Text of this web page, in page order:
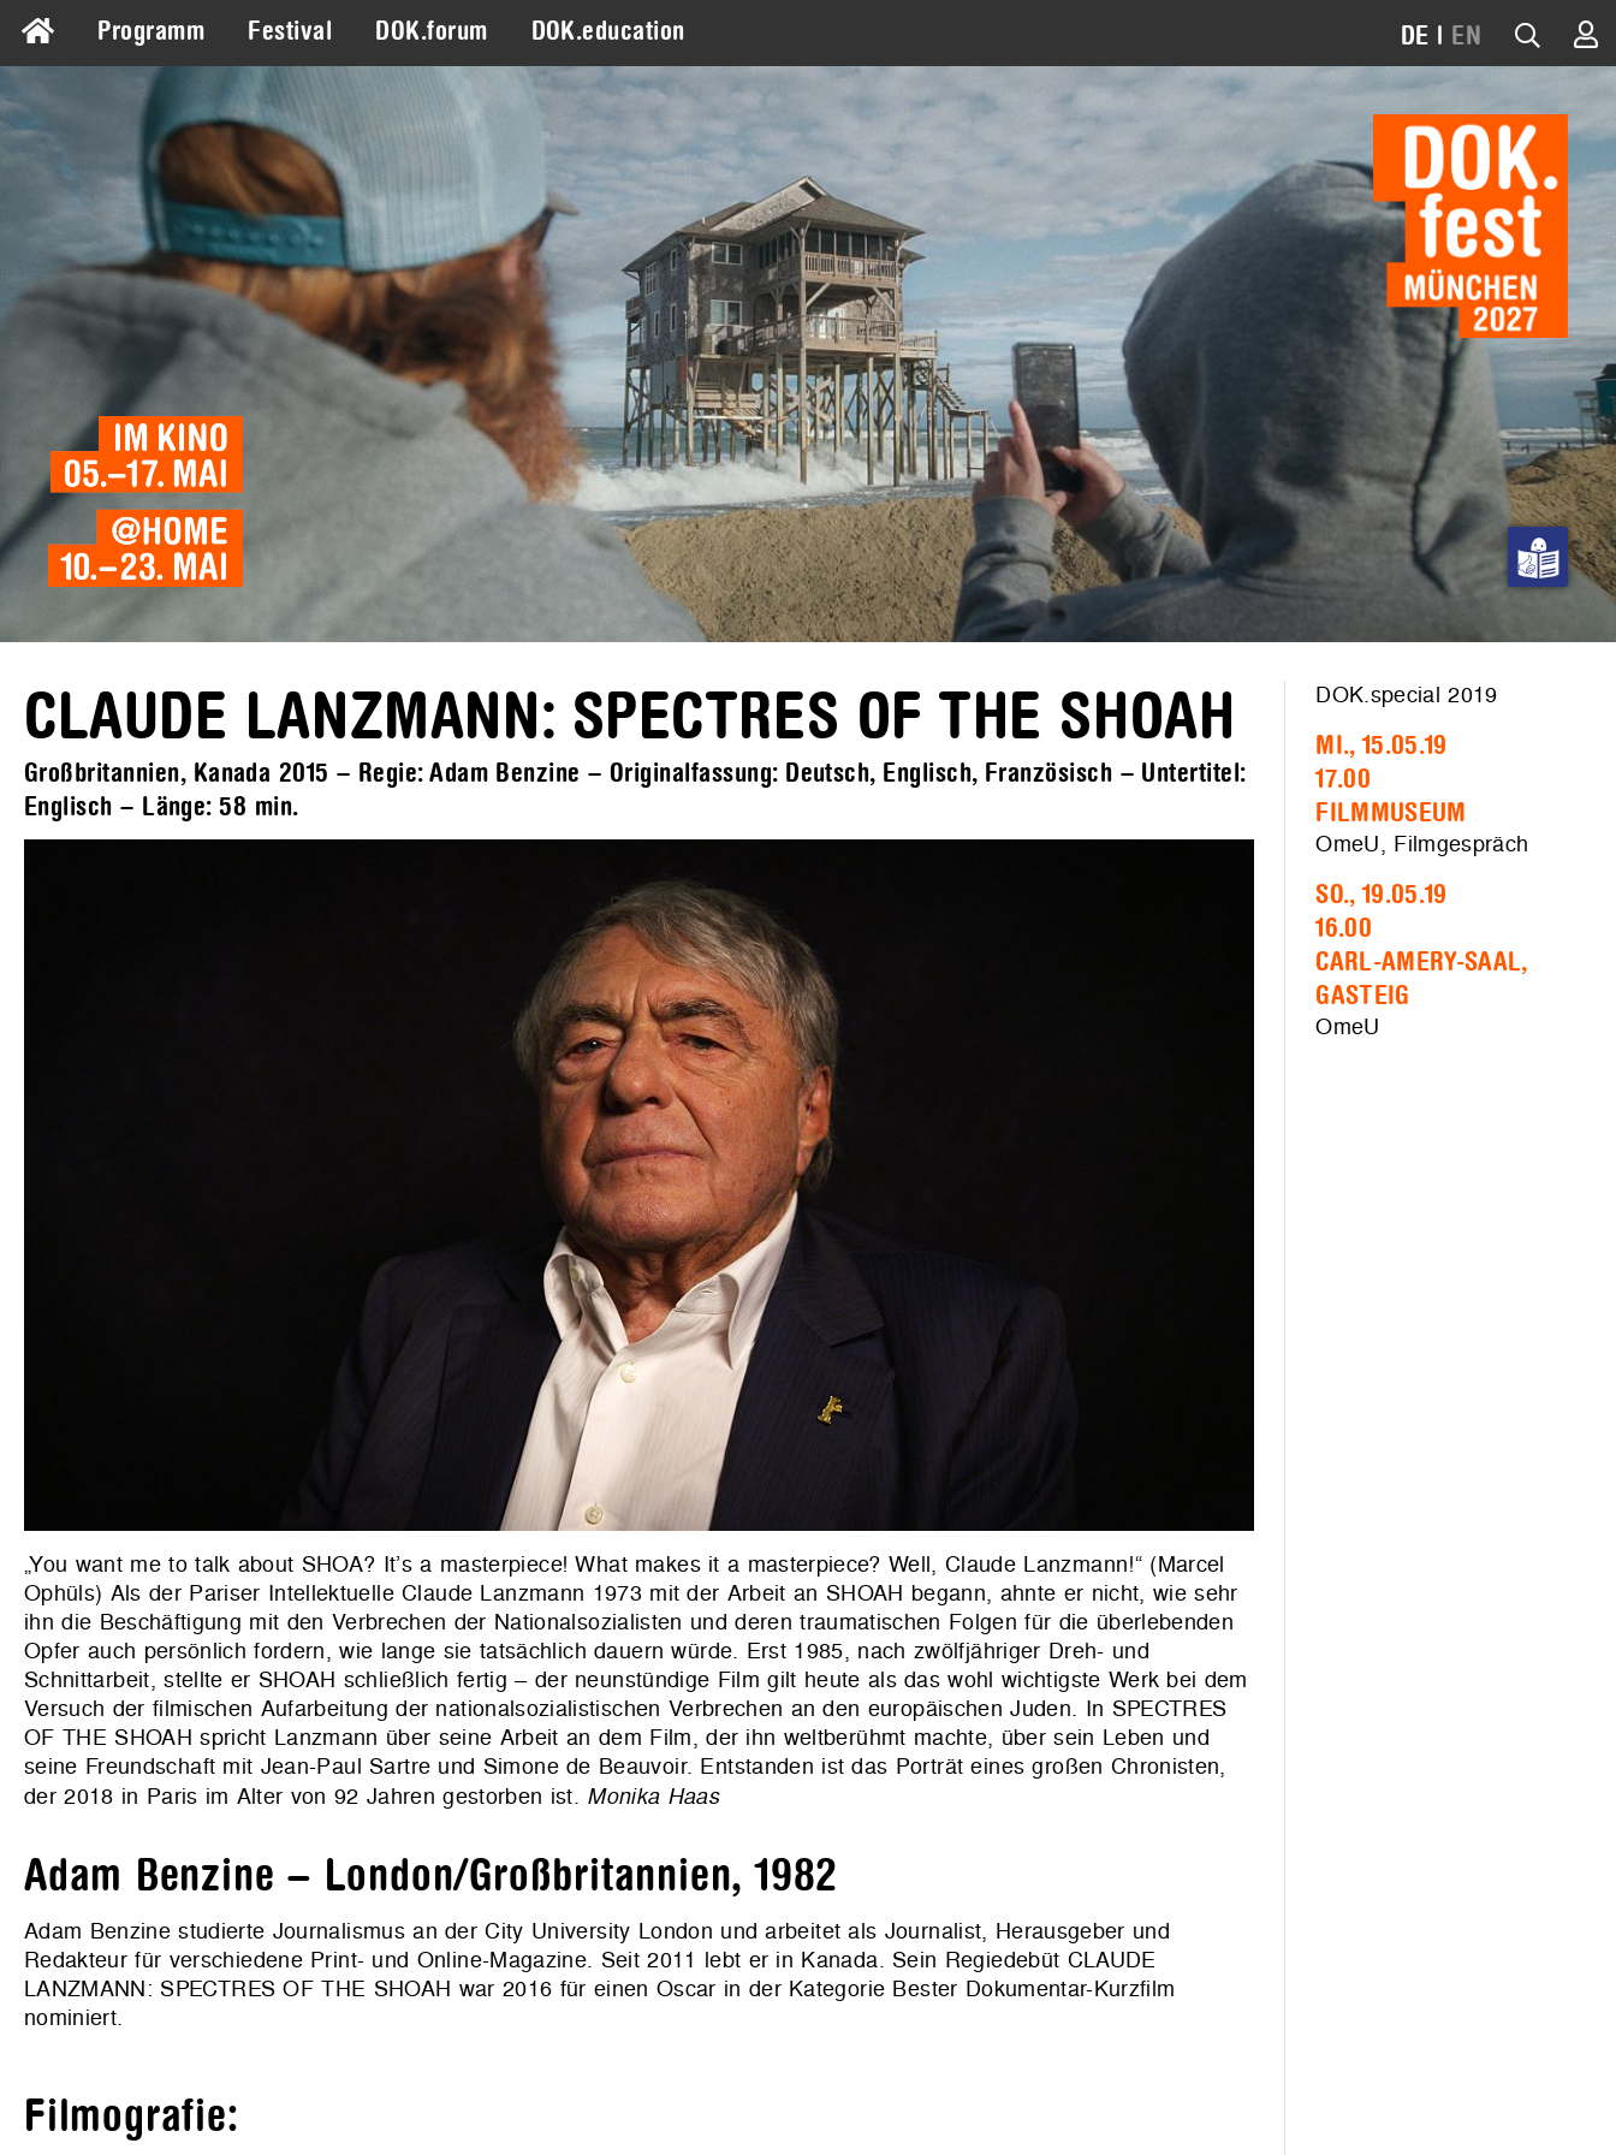
Programm Festival DOK.forum DOK.education DE | EN
CLAUDE LANZMANN: SPECTRES OF THE SHOAH
Großbritannien, Kanada 2015 – Regie: Adam Benzine – Originalfassung: Deutsch, Englisch, Französisch – Untertitel:
Englisch – Länge:58 min.
„You want me to talk about SHOA? It’s a masterpiece! What makes it a masterpiece? Well, Claude Lanzmann!“ (Marcel
Ophüls) Als der Pariser Intellektuelle Claude Lanzmann 1973 mit der Arbeit an SHOAH begann, ahnte er nicht, wie sehr
ihn die Beschäftigung mit den Verbrechen der Nationalsozialisten und deren traumatischen Folgen für die überlebenden
Opfer auch persönlich fordern, wie lange sie tatsächlich dauern würde. Erst 1985, nach zwölfjähriger Dreh- und
Schnittarbeit, stellte er SHOAH schließlich fertig – der neunstündige Film gilt heute als das wohl wichtigste Werk bei dem
Versuch der filmischen Aufarbeitung der nationalsozialistischen Verbrechen an den europäischen Juden. In SPECTRES
OF THE SHOAH spricht Lanzmann über seine Arbeit an dem Film, der ihn weltberühmt machte, über sein Leben und
seine Freundschaft mit Jean-Paul Sartre und Simone de Beauvoir. Entstanden ist das Porträt eines großen Chronisten,
der 2018 in Paris im Alter von 92 Jahren gestorben ist. Monika Haas
Adam Benzine – London/Großbritannien, 1982
Adam Benzine studierte Journalismus an der City University London und arbeitet als Journalist, Herausgeber und
Redakteur für verschiedene Print- und Online-Magazine. Seit 2011 lebt er in Kanada. Sein Regiedebüt CLAUDE
LANZMANN: SPECTRES OF THE SHOAH war 2016 für einen Oscar in der Kategorie Bester Dokumentar-Kurzfilm
nominiert.
Filmografie:
DOK.special 2019
MI., 15.05.19
17.00
FILMMUSEUM
OmeU, Filmgespräch
SO., 19.05.19
16.00
CARL-AMERY-SAAL,
GASTEIG
OmeU